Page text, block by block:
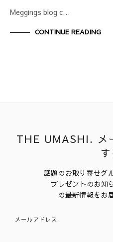
Meggings blog c…
CONTINUE READING
THE UMASHI. メ
話題のお取り寄せグ
プレゼントのお知
の最新情報をお
メールアドレス